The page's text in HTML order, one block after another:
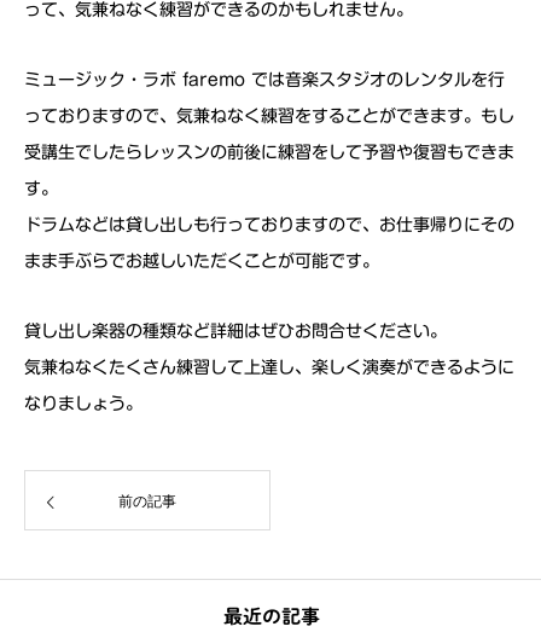
って、気兼ねなく練習ができるのかもしれません。
ミュージック・ラボ faremo では音楽スタジオのレンタルを行
っておりますので、気兼ねなく練習をすることができます。もし
受講生でしたらレッスンの前後に練習をして予習や復習もできま
す。
ドラムなどは貸し出しも行っておりますので、お仕事帰りにその
まま手ぶらでお越しいただくことが可能です。
貸し出し楽器の種類など詳細はぜひお問合せください。
気兼ねなくたくさん練習して上達し、楽しく演奏ができるように
なりましょう。
前の記事
最近の記事